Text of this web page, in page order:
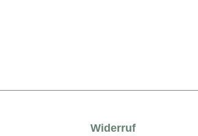
Widerruf